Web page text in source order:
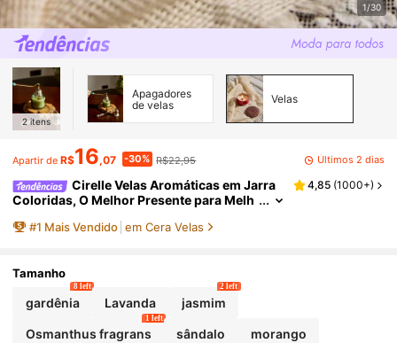
1/30
2 itens
Apagadores
de velas
Velas
Apartir de R$16,07 -30% R$22,95 Últimos 2 dias
Cirelle Velas Aromáticas em Jarra
Coloridas, O Melhor Presente para Melh
posa, Pais, Filhas e Filhos, Velas de Cera de S
das Mães, Dia dos Namorados
4,85 (1000+)
#1 Mais Vendido em Cera Velas
Tamanho
gardênia
8 left
Lavanda jasmim
2 left
Osmanthus fragrans
1 left
sândalo morango